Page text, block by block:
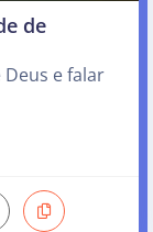
de
e falar